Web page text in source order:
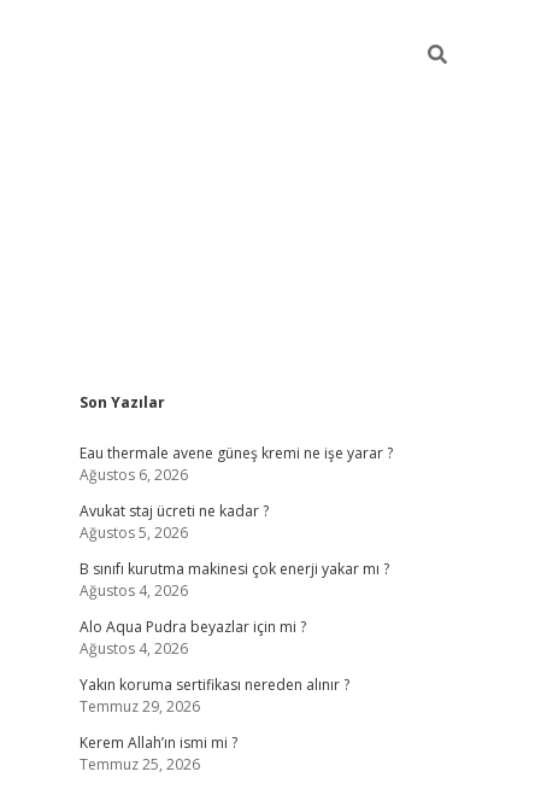
Sidebar
Son Yazılar
Eau thermale avene güneş kremi ne işe yarar ?
Ağustos 6, 2026
Avukat staj ücreti ne kadar ?
Ağustos 5, 2026
B sınıfı kurutma makinesi çok enerji yakar mı ?
Ağustos 4, 2026
Alo Aqua Pudra beyazlar için mi ?
Ağustos 4, 2026
Yakın koruma sertifikası nereden alınır ?
Temmuz 29, 2026
Kerem Allah’ın ismi mi ?
Temmuz 25, 2026